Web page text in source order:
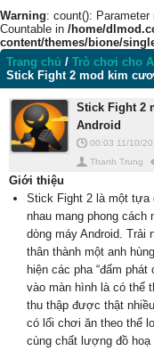
Warning: count():
Countable in /home/
content/themes/bione/
Trang chủ / Trò chơi cho
Stick Fight 2 mod kim
Stick Fight 2
Android
00:03 11/10/
Thanh Trung
Giới thiệu
Stick Fight 2 là một tựa
nhau mang phong
dòng máy Android. Trải
thân thành một anh
hiện các pha “đấm
vào màn hình là có thể
thu thập được thật
có lối chơi ăn theo thể
cùng chất lượng đồ hoạ